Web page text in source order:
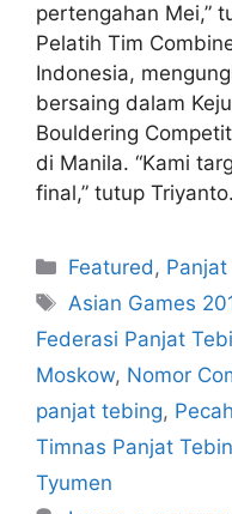
pertengahan Mei,”
Pelatih Tim
Indonesia,
bersaing dalam
Bouldering
di Manila. “Kami
final,” tutup
Featured,
Asian Games
Federasi Panjat
Moskow, Nomor
panjat tebing,
Timnas Panjat
Tyumen